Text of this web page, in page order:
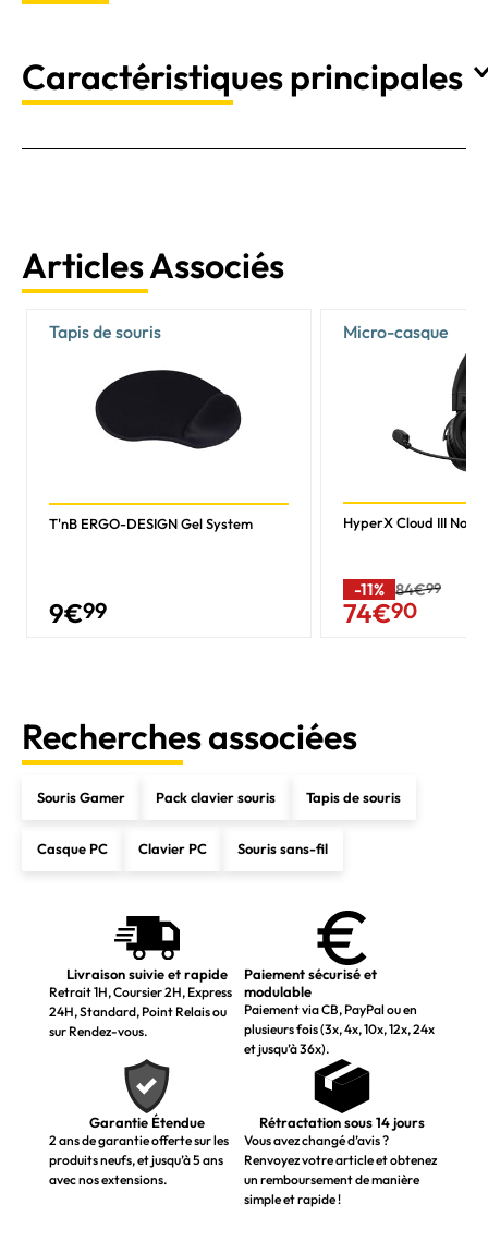
Caractéristiques principales
Articles Associés
Tapis de souris
T'nB ERGO-DESIGN Gel System
9€99
Micro-casque
HyperX Cloud III Noir
-11% 84€99
74€90
Recherches associées
Souris Gamer Pack clavier souris Tapis de souris
Casque PC Clavier PC Souris sans-fil
Livraison suivie et rapide
Retrait 1H, Coursier 2H, Express
24H, Standard, Point Relais ou
sur Rendez-vous.
Paiement sécurisé et
modulable
Paiement via CB, PayPal ou en
plusieurs fois (3x, 4x, 10x, 12x, 24x
et jusqu’à 36x).
Garantie Étendue
2 ans de garantie offerte sur les
produits neufs, et jusqu’à 5 ans
avec nos extensions.
Rétractation sous 14 jours
Vous avez changé d’avis ?
Renvoyez votre article et obtenez
un remboursement de manière
simple et rapide !